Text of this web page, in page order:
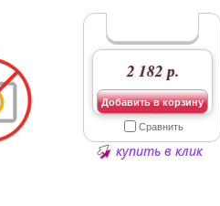
2 182 р.
Добавить в корзину
Сравнить
купить в клик